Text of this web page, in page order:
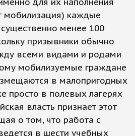
для их наполнения
мобилизация) каждые
менее 100
призывники обычно
всеми видами и родами
мобилизуемые граждане
в малопригодных
просто в полевых лагерях
власть признает этот
о том, что работа с
в шести учебных